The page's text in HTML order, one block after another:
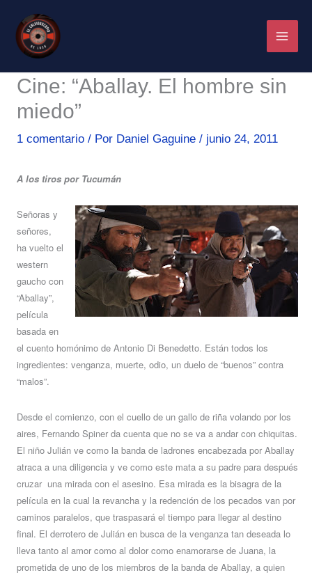
contenido
Cine: “Aballay. El hombre sin
miedo”
1 comentario / Por Daniel Gaguine / junio 24, 2011
A los tiros por Tucumán
Señoras y
señores,
ha vuelto el
western
gaucho con
“Aballay”,
película
basada en
el cuento homónimo de Antonio Di Benedetto. Están todos los
ingredientes: venganza, muerte, odio, un duelo de “buenos” contra
“malos”.
Desde el comienzo, con el cuello de un gallo de riña volando por los
aires, Fernando Spiner da cuenta que no se va a andar con chiquitas.
El niño Julián ve como la banda de ladrones encabezada por Aballay
atraca a una diligencia y ve como este mata a su padre para después
cruzar una mirada con el asesino. Esa mirada es la bisagra de la
película en la cual la revancha y la redención de los pecados van por
caminos paralelos, que traspasará el tiempo para llegar al destino
final. El derrotero de Julián en busca de la venganza tan deseada lo
lleva tanto al amor como al dolor como enamorarse de Juana, la
prometida de uno de los miembros de la banda de Aballay, a quien